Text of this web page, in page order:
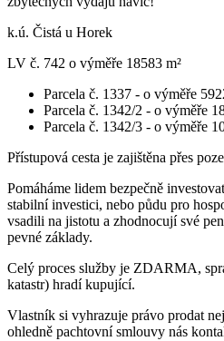
k.ú. Čistá u Horek
LV č. 742 o výměře 18583 m²
Parcela č. 1337 - o výměře
Parcela č. 1342/2 - o výměře
Parcela č. 1342/3 - o výměře
Přístupová cesta je zajištěna přes
Pomáháme lidem bezpečně
stabilní investici, nebo půdu pro
vsadili na jistotu a zhodnocují své
pevné základy.
Celý proces služby je ZDARMA,
katastr) hradí kupující.
Vlastník si vyhrazuje právo prodat
ohledně pachtovní smlouvy nás